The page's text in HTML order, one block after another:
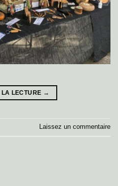
LECTURE →
Laissez un commentaire